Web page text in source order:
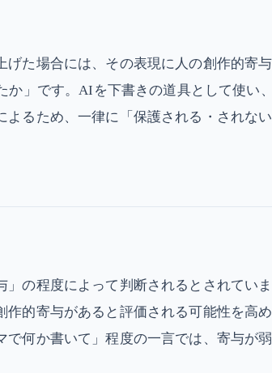
た場合には、その表現に人の創作的寄
」です。AIを下書きの道具として使い
るため、一律に「保護される・されな
の程度によって判断されるとされてい
的寄与があると評価される可能性を高
何か書いて」程度の一言では、寄与が